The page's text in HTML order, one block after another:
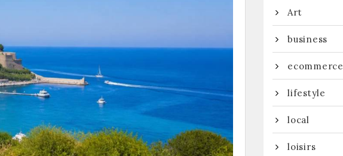
Art
business
ecommerce
lifestyle
local
loisirs